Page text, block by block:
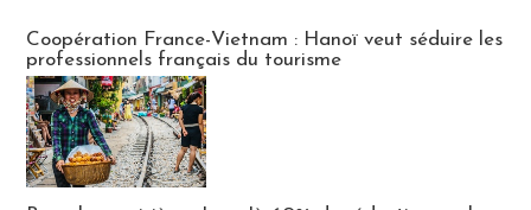
Coopération France-Vietnam : Hanoï veut séduire les
professionnels français du tourisme